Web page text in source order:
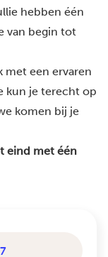
hebben één
van begin tot
met een ervaren
kun je terecht op
komen bij je
eind met één